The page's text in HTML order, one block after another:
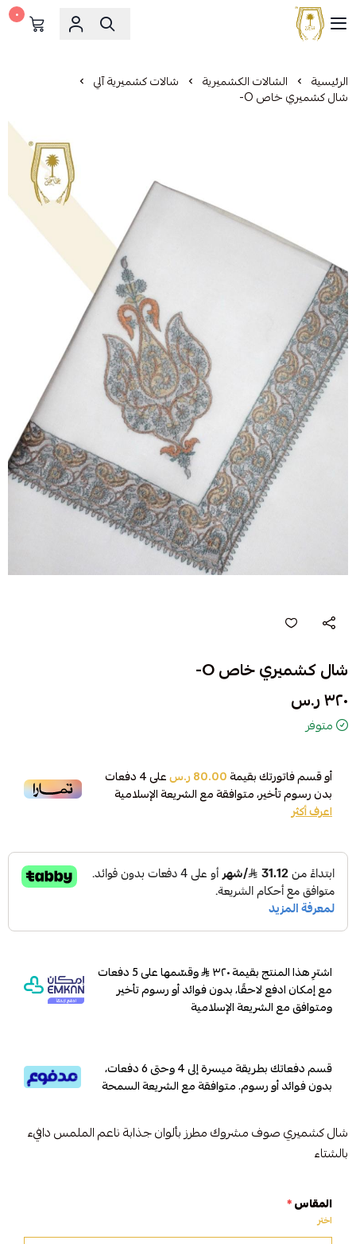
مشالح المهدي الملكية
٠
الرئيسية الشالات الكشميرية شالات كشميرية آلي
شال كشميري خاص O-
شال كشميري خاص O-
٣٢٠ ر.س
متوفر
أو قسم فاتورتك بقيمة80.00 ر.س على4دفعات
بدون رسوم تأخير، متوافقة مع الشريعة الإسلامية
اعرف أكثر
اشترِ هذا المنتج بقيمة ٣٢٠
وقسّمها على 5 دفعات
مع إمكان ادفع لاحقًا، بدون فوائد أو رسوم تأخير
ومتوافق مع الشريعة الإسلامية
قسم دفعاتك بطريقة ميسرة إلى 4 وحتى 6 دفعات،
بدون فوائد أو رسوم. متوافقة مع الشريعة السمحة
شال كشميري صوف مشروك مطرز بألوان جذابة ناعم الملمس دافيء
بالشتاء
المقاس*
اختر